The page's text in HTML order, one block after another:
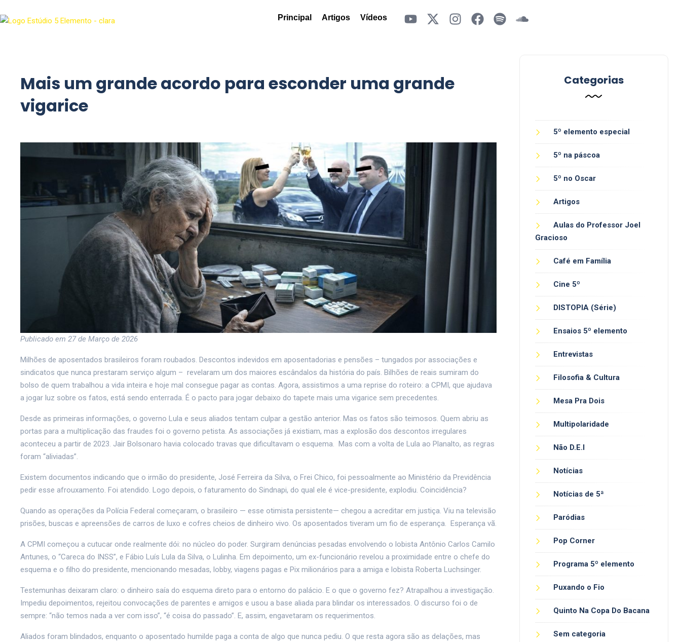
Principal Artigos Vídeos
Mais um grande acordo para esconder uma grande
vigarice
Publicado em 27 de Março de 2026
Milhões de aposentados brasileiros foram roubados. Descontos indevidos em aposentadorias e pensões – tungados por associações e
sindicatos que nunca prestaram serviço algum – revelaram um dos maiores escândalos da história do país. Bilhões de reais sumiram do
bolso de quem trabalhou a vida inteira e hoje mal consegue pagar as contas. Agora, assistimos a uma reprise do roteiro: a CPMI, que ajudava
a jogar luz sobre os fatos, está sendo enterrada. É o pacto para jogar debaixo do tapete mais uma vigarice sem precedentes.
Desde as primeiras informações, o governo Lula e seus aliados tentam culpar a gestão anterior. Mas os fatos são teimosos. Quem abriu as
portas para a multiplicação das fraudes foi o governo petista. As associações já existiam, mas a explosão dos descontos irregulares
aconteceu a partir de 2023. Jair Bolsonaro havia colocado travas que dificultavam o esquema. Mas com a volta de Lula ao Planalto, as regras
foram “aliviadas”.
Existem documentos indicando que o irmão do presidente, José Ferreira da Silva, o Frei Chico, foi pessoalmente ao Ministério da Previdência
pedir esse afrouxamento. Foi atendido. Logo depois, o faturamento do Sindnapi, do qual ele é vice-presidente, explodiu. Coincidência?
Quando as operações da Polícia Federal começaram, o brasileiro — esse otimista persistente— chegou a acreditar em justiça. Viu na televisão
prisões, buscas e apreensões de carros de luxo e cofres cheios de dinheiro vivo. Os aposentados tiveram um fio de esperança. Esperança vã.
A CPMI começou a cutucar onde realmente dói: no núcleo do poder. Surgiram denúncias pesadas envolvendo o lobista Antônio Carlos Camilo
Antunes, o “Careca do INSS”, e Fábio Luís Lula da Silva, o Lulinha. Em depoimento, um ex-funcionário revelou a proximidade entre o chefe do
esquema e o filho do presidente, mencionando mesadas, lobby, viagens pagas e Pix milionários para a amiga e lobista Roberta Luchsinger.
Testemunhas deixaram claro: o dinheiro saía do esquema direto para o entorno do palácio. E o que o governo fez? Atrapalhou a investigação.
Impediu depoimentos, rejeitou convocações de parentes e amigos e usou a base aliada para blindar os interessados. O discurso foi o de
sempre: “não temos nada a ver com isso”, “é coisa do passado”. E, assim, engavetaram os requerimentos.
Aliados foram blindados, enquanto o aposentado humilde paga a conta de algo que nunca pediu. O que resta agora são as delações, mas
Categorias
5º elemento especial
5º na páscoa
5º no Oscar
Artigos
Aulas do Professor Joel
Gracioso
Café em Família
Cine 5º
DISTOPIA (Série)
Ensaios 5º elemento
Entrevistas
Filosofia & Cultura
Mesa Pra Dois
Multipolaridade
Não D.E.I
Notícias
Notícias de 5ª
Paródias
Pop Corner
Programa 5º elemento
Puxando o Fio
Quinto Na Copa Do Bacana
Sem categoria